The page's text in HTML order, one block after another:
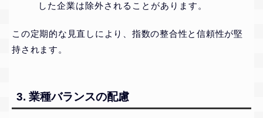
した企業は除外されることがあります。
この定期的な見直しにより、指数の整合性と信頼性が堅
持されます。
3. 業種バランスの配慮